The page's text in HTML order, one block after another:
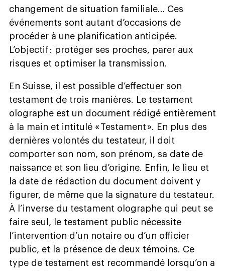
changement de situation familiale… Ces
événements sont autant d’occasions de
procéder à une planification anticipée.
L’objectif : protéger ses proches, parer aux
risques et optimiser la transmission.
En Suisse, il est possible d’effectuer son
testament de trois manières. Le testament
olographe est un document rédigé entièrement
à la main et intitulé « Testament ». En plus des
dernières volontés du testateur, il doit
comporter son nom, son prénom, sa date de
naissance et son lieu d’origine. Enfin, le lieu et
la date de rédaction du document doivent y
figurer, de même que la signature du testateur.
À l’inverse du testament olographe qui peut se
faire seul, le testament public nécessite
l’intervention d’un notaire ou d’un officier
public, et la présence de deux témoins. Ce
type de testament est recommandé lorsqu’on a